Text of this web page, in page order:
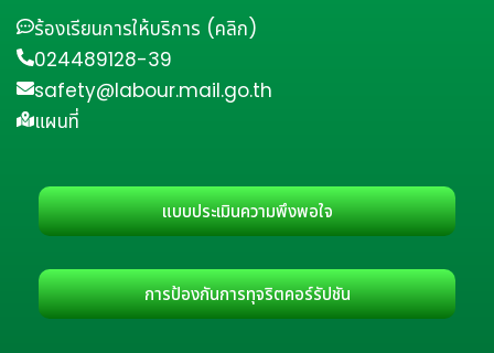
ร้องเรียนการให้บริการ (คลิก)
024489128-39
safety@labour.mail.go.th
แผนที่
แบบประเมินความพึงพอใจ
การป้องกันการทุจริตคอร์รัปชัน